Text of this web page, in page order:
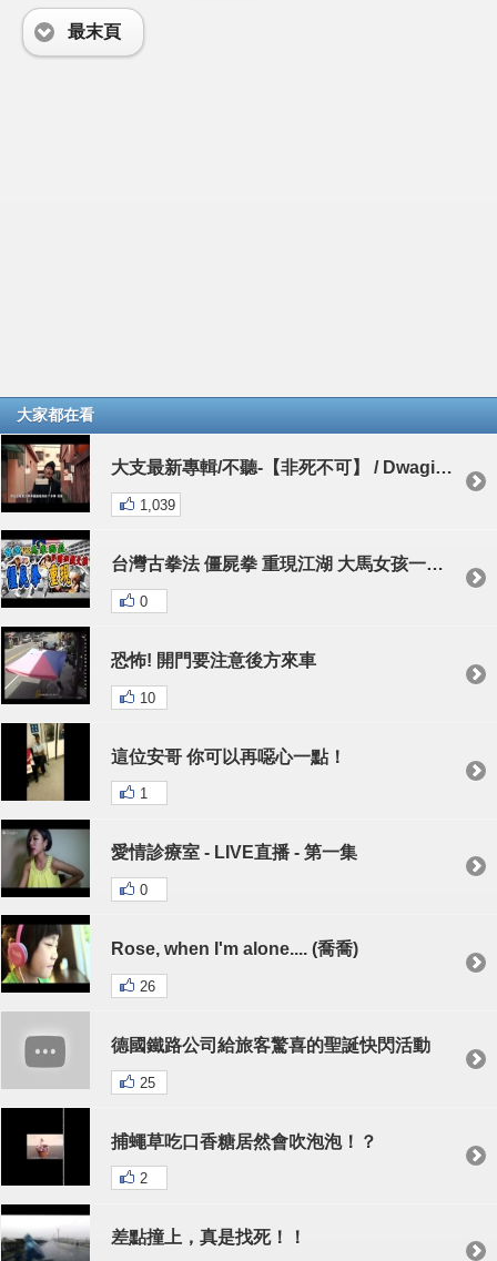
最末頁
大家都在看
大支最新專輯/不聽-【非死不可】 / Dwagie - 【FaceBook】 [OFFICIAL VIDEO]
1,039
台灣古拳法 僵屍拳 重現江湖 大馬女孩一次就上手
0
恐怖! 開門要注意後方來車
10
這位安哥 你可以再噁心一點！
1
愛情診療室 - LIVE直播 - 第一集
0
Rose, when I'm alone.... (喬喬)
26
德國鐵路公司給旅客驚喜的聖誕快閃活動
25
捕蠅草吃口香糖居然會吹泡泡！？
2
差點撞上，真是找死！！